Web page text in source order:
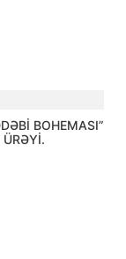
BOHEMASI”
ÜRƏYİ.